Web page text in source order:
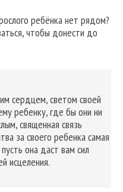
ребёнка нет рядом?
чтобы донести до
сердцем, светом своей
ребенку, где бы они ни
священная связь
за своего ребенка самая
она даст вам сил
исцеления.